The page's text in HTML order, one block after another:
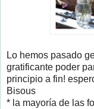
Lo hemos pasado
gratificante poder
principio a fin!
Bisous
* la mayoría de las